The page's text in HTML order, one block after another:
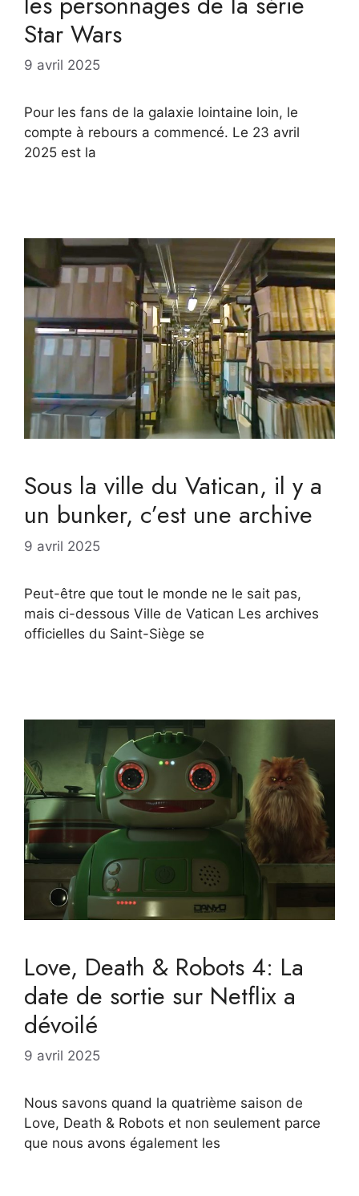
Star Wars
9 avril 2025
Pour les fans de la galaxie lointaine loin, le
compte à rebours a commencé. Le 23 avril
2025 est la
Sous la ville du Vatican, il y a
un bunker, c’est une archive
9 avril 2025
Peut-être que tout le monde ne le sait pas,
mais ci-dessous Ville de Vatican Les archives
officielles du Saint-Siège se
Love, Death & Robots 4: La
date de sortie sur Netflix a
dévoilé
9 avril 2025
Nous savons quand la quatrième saison de
Love, Death & Robots et non seulement parce
que nous avons également les